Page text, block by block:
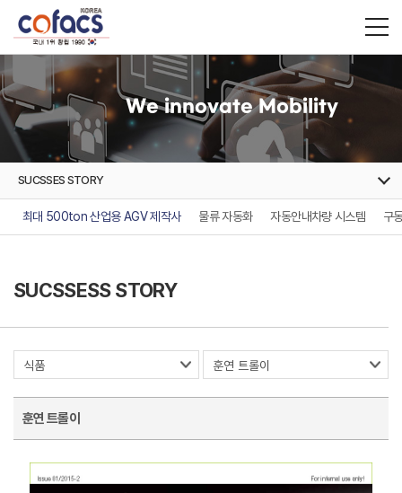
We innovate Mobility
SUCSSES STORY
최대 500ton 산업용 AGV 제작사 물류 자동화 자동안내차량 시스템 구
SUCSSESS STORY
훈연 트롤이